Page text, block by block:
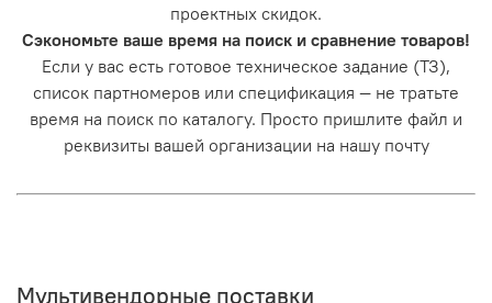
проектных скидок.
Сэкономьте ваше время на поиск и сравнение товаров!
Если у вас есть готовое техническое задание (ТЗ),
список партномеров или спецификация — не тратьте
время на поиск по каталогу. Просто пришлите файл и
реквизиты вашей организации на нашу почту
Мультивендорные поставки